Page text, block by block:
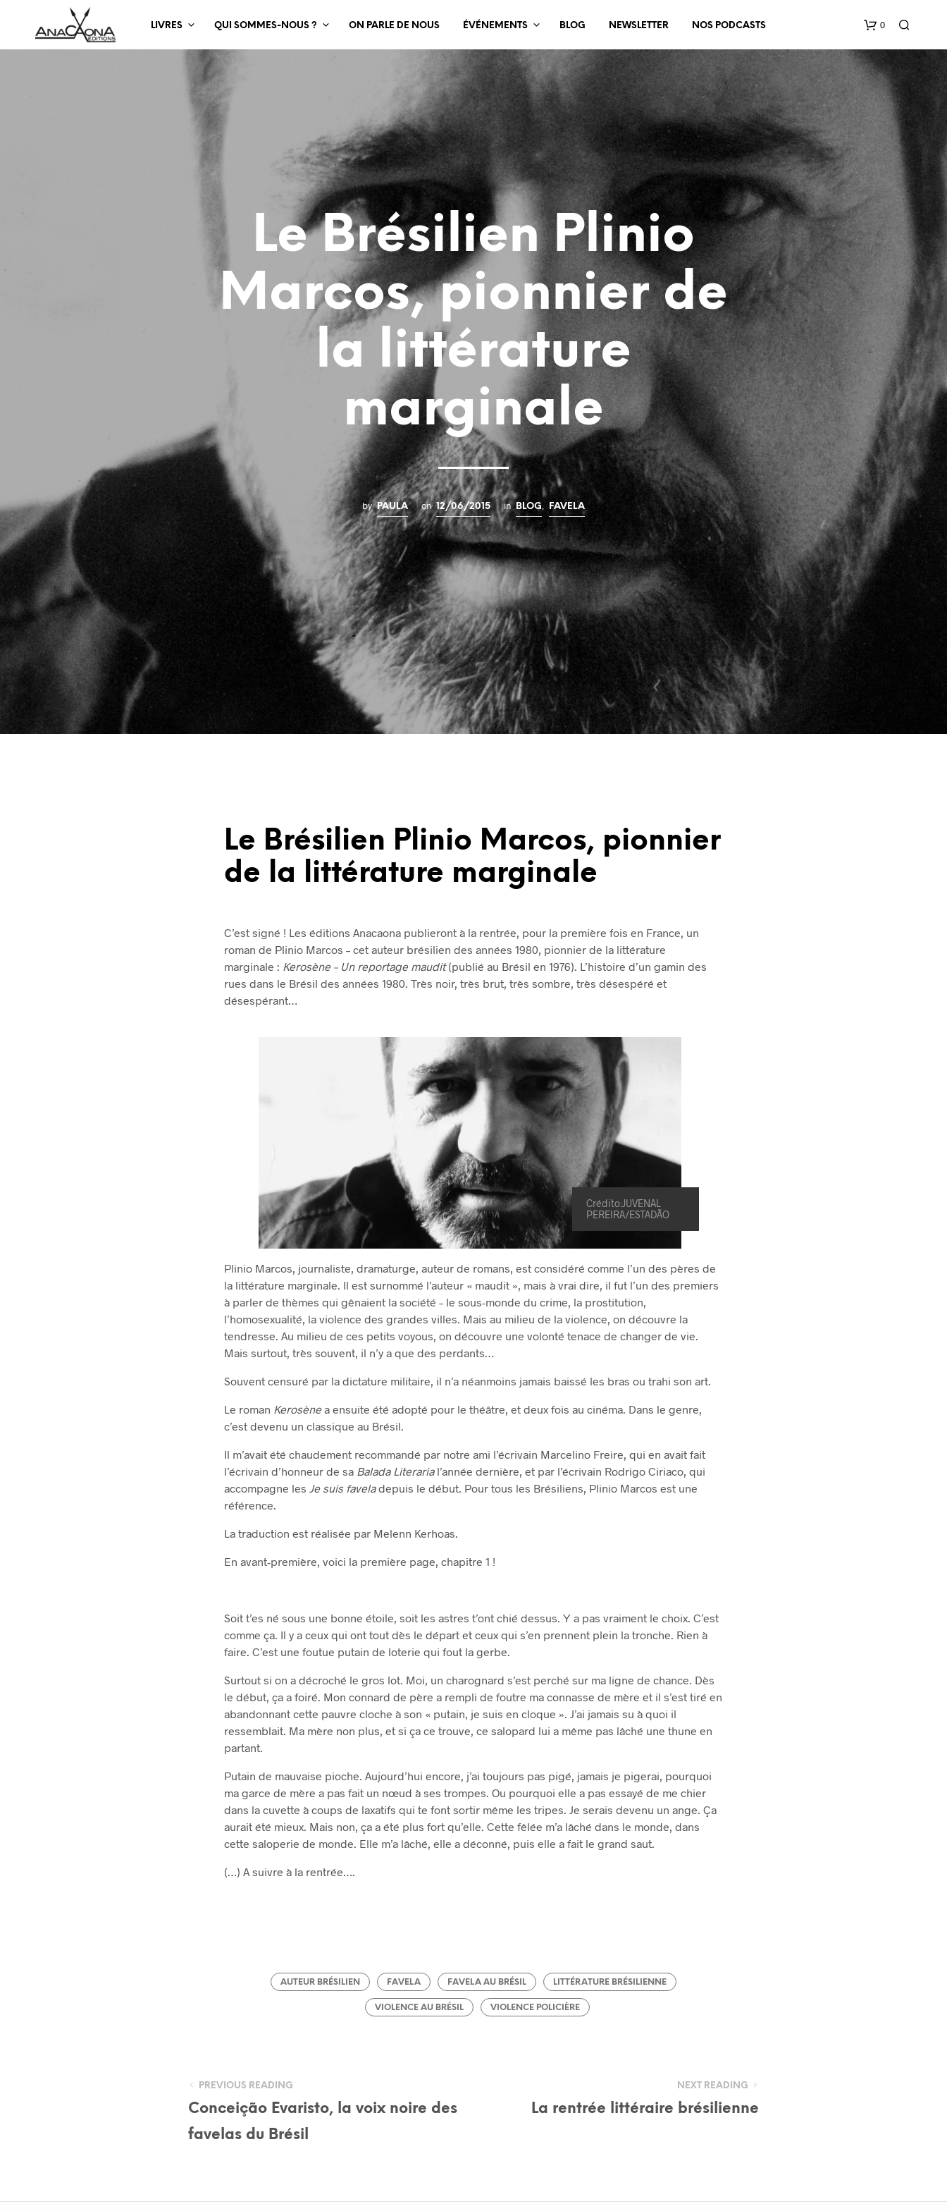
LIVRES QUI SOMMES-NOUS ? ON PARLE DE NOUS ÉVÉNEMENTS BLOG NEWSLETTER NOS PODCASTS 0
S
D
E
Le Brésilien Plinio
Marcos, pionnier de
la littérature
marginale
by PAULA on 12/06/2015 in BLOG FAVELA
Le Brésilien Plinio Marcos, pionnier
de la littérature marginale
C’est signé ! Les éditions Anacaona publieront à la rentrée, pour la première fois en France, un
roman de Plinio Marcos – cet auteur brésilien des années 1980, pionnier de la littérature
marginale : Kerosène – Un reportage maudit(publié au Brésil en 1976). L’histoire d’un gamin des
rues dans le Brésil des années 1980. Très noir, très brut, très sombre, très désespéré et
désespérant…
Crédito:JUVENAL
PEREIRA/ESTADÃO
Plinio Marcos, journaliste, dramaturge, auteur de romans, est considéré comme l’un des pères de
la littérature marginale. Il est surnommé l’auteur « maudit », mais à vrai dire, il fut l’un des premiers
à parler de thèmes qui gênaient la société – le sous-monde du crime, la prostitution,
l’homosexualité, la violence des grandes villes. Mais au milieu de la violence, on découvre la
tendresse. Au milieu de ces petits voyous, on découvre une volonté tenace de changer de vie.
Mais surtout, très souvent, il n’y a que des perdants…
Souvent censuré par la dictature militaire, il n’a néanmoins jamais baissé les bras ou trahi son art.
Le roman Kerosènea ensuite été adopté pour le théâtre, et deux fois au cinéma. Dans le genre,
c’est devenu un classique au Brésil.
Il m’avait été chaudement recommandé par notre ami l’écrivain Marcelino Freire, qui en avait fait
l’écrivain d’honneur de sa Balada Literarial’année dernière, et par l’écrivain Rodrigo Ciriaco, qui
accompagne les Je suis faveladepuis le début. Pour tous les Brésiliens, Plinio Marcos est une
référence.
La traduction est réalisée par Melenn Kerhoas.
En avant-première, voici la première page, chapitre 1 !
Soit t’es né sous une bonne étoile, soit les astres t’ont chié dessus. Y a pas vraiment le choix. C’est
comme ça. Il y a ceux qui ont tout dès le départ et ceux qui s’en prennent plein la tronche. Rien à
faire. C’est une foutue putain de loterie qui fout la gerbe.
Surtout si on a décroché le gros lot. Moi, un charognard s’est perché sur ma ligne de chance. Dès
le début, ça a foiré. Mon connard de père a rempli de foutre ma connasse de mère et il s’est tiré en
abandonnant cette pauvre cloche à son « putain, je suis en cloque ». J’ai jamais su à quoi il
ressemblait. Ma mère non plus, et si ça ce trouve, ce salopard lui a même pas lâché une thune en
partant.
Putain de mauvaise pioche. Aujourd’hui encore, j’ai toujours pas pigé, jamais je pigerai, pourquoi
ma garce de mère a pas fait un nœud à ses trompes. Ou pourquoi elle a pas essayé de me chier
dans la cuvette à coups de laxatifs qui te font sortir même les tripes. Je serais devenu un ange. Ça
aurait été mieux. Mais non, ça a été plus fort qu’elle. Cette fêlée m’a lâché dans le monde, dans
cette saloperie de monde. Elle m’a lâché, elle a déconné, puis elle a fait le grand saut.
(…) A suivre à la rentrée….
AUTEUR BRÉSILIEN FAVELA FAVELA AU BRÉSIL LITTÉRATURE BRÉSILIENNE
VIOLENCE AU BRÉSIL VIOLENCE POLICIÈRE
PREVIOUS READING
Conceição Evaristo, la voix noire des
favelas du Brésil
NEXT READING
La rentrée littéraire brésilienne